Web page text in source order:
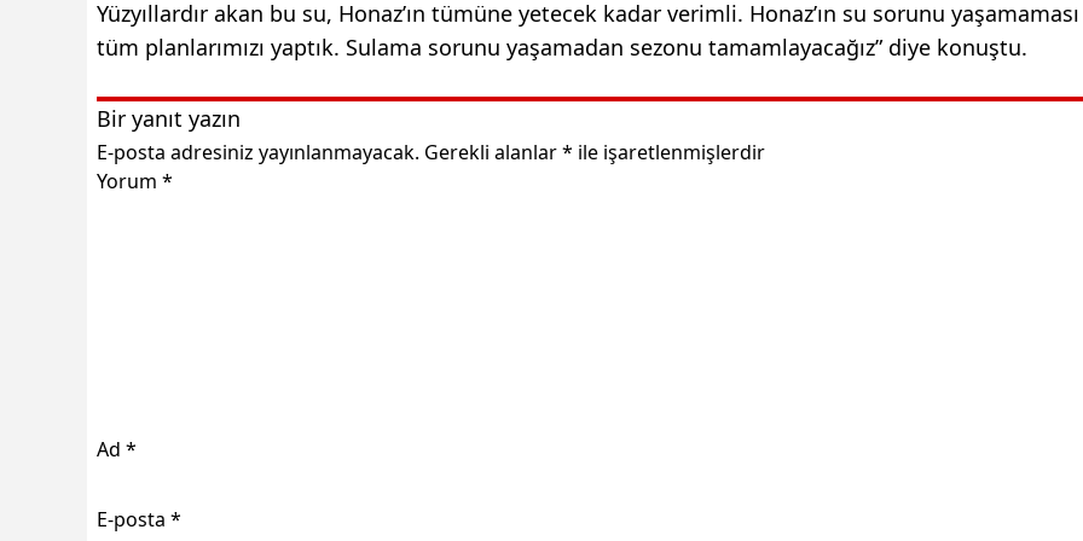
Yüzyıllardır akan bu su, Honaz’ın tümüne yetecek kadar verimli. Honaz’ın su sorunu
tüm planlarımızı yaptık. Sulama sorunu yaşamadan sezonu tamamlayacağız” diye konuştu.
Bir yanıt yazın
E-posta adresiniz yayınlanmayacak. Gerekli alanlar* ile işaretlenmişlerdir
Yorum *
Ad *
E-posta *